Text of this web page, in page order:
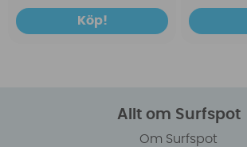
Köp!
Allt om Surfspot
Om Surfspot